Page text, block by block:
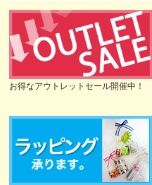
お得なアウトレットセール開催中！